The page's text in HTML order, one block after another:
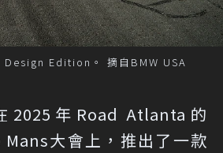
Edition。 摘自BMW USA
2025年Road Atlanta的
大會上，推出了一款